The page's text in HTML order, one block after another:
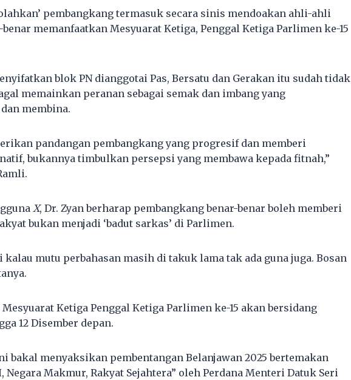
pembangkang termasuk secara sinis mendoakan ahli-ahli
memanfaatkan Mesyuarat Ketiga, Penggal Ketiga Parlimen ke-15
blok PN dianggotai Pas, Bersatu dan Gerakan itu sudah tidak
memainkan peranan sebagai semak dan imbang yang
membina.
pandangan pembangkang yang progresif dan memberi
bukannya timbulkan persepsi yang membawa kepada fitnah,”
X, Dr. Zyan berharap pembangkang benar-benar boleh memberi
bukan menjadi ‘badut sarkas’ di Parlimen.
kalau mutu perbahasan masih di takuk lama tak ada guna juga. Bosan
Ketiga Penggal Ketiga Parlimen ke-15 akan bersidang
12 Disember depan.
bakal menyaksikan pembentangan Belanjawan 2025 bertemakan
Negara Makmur, Rakyat Sejahtera” oleh Perdana Menteri Datuk Seri